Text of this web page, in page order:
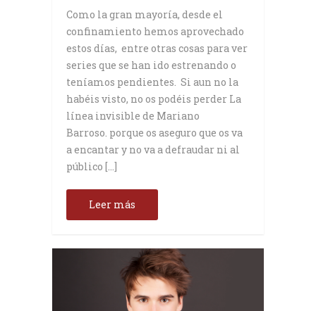
Como la gran mayoría, desde el
confinamiento hemos aprovechado
estos días, entre otras cosas para ver
series que se han ido estrenando o
teníamos pendientes. Si aun no la
habéis visto, no os podéis perder La
línea invisible de Mariano
Barroso. porque os aseguro que os va
a encantar y no va a defraudar ni al
público […]
Leer más